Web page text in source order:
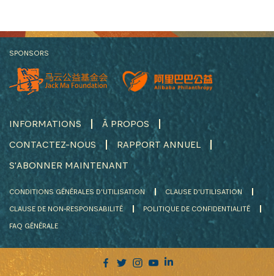
SPONSORS
INFORMATIONS
À PROPOS
CONTACTEZ-NOUS
RAPPORT ANNUEL
S'ABONNER MAINTENANT
CONDITIONS GÉNÉRALES D'UTILISATION
CLAUSE D'UTILISATION
CLAUSE DE NON-RESPONSABILITÉ
POLITIQUE DE CONFIDENTIALITÉ
FAQ GÉNÉRALE